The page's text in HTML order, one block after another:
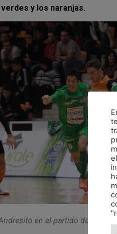
y los naranjas.
en el partido de la